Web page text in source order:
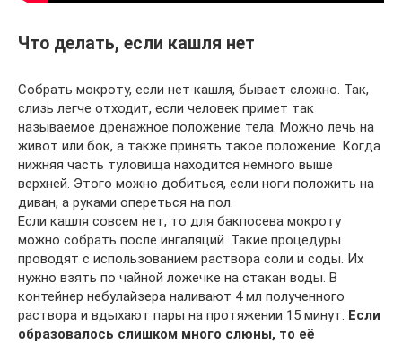
Что делать, если кашля нет
Собрать мокроту, если нет кашля, бывает сложно. Так,
слизь легче отходит, если человек примет так
называемое дренажное положение тела. Можно лечь на
живот или бок, а также принять такое положение. Когда
нижняя часть туловища находится немного выше
верхней. Этого можно добиться, если ноги положить на
диван, а руками опереться на пол.
Если кашля совсем нет, то для бакпосева мокроту
можно собрать после ингаляций. Такие процедуры
проводят с использованием раствора соли и соды. Их
нужно взять по чайной ложечке на стакан воды. В
контейнер небулайзера наливают 4 мл полученного
раствора и вдыхают пары на протяжении 15 минут. Если
образовалось слишком много слюны, то её